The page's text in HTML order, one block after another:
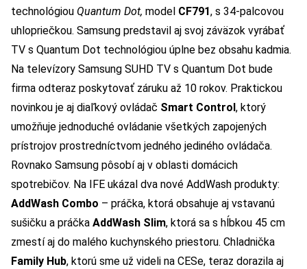
technológiou Quantum Dot, model CF791, s 34-palcovou
uhlopriečkou. Samsung predstavil aj svoj záväzok vyrábať
TV s Quantum Dot technológiou úplne bez obsahu kadmia.
Na televízory Samsung SUHD TV s Quantum Dot bude
firma odteraz poskytovať záruku až 10 rokov. Praktickou
novinkou je aj diaľkový ovládač Smart Control , ktorý
umožňuje jednoduché ovládanie všetkých zapojených
prístrojov prostredníctvom jedného jediného ovládača.
Rovnako Samsung pôsobí aj v oblasti domácich
spotrebičov. Na IFE ukázal dva nové AddWash produkty:
AddWash Combo – práčka, ktorá obsahuje aj vstavanú
sušičku a práčka AddWash Slim, ktorá sa s hĺbkou 45 cm
zmestí aj do malého kuchynského priestoru. Chladnička
Family Hub, ktorú sme už videli na CESe, teraz dorazila aj